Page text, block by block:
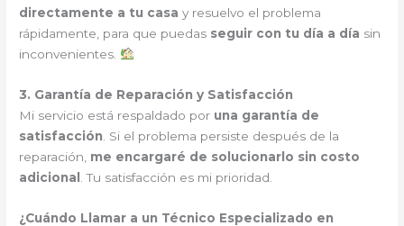
directamente a tu casa y resuelvo el problema
rápidamente, para que puedas seguir con tu día a día sin
inconvenientes.
3. Garantía de Reparación y Satisfacción
Mi servicio está respaldado por una garantía de
satisfacción . Si el problema persiste después de la
reparación, me encargaré de solucionarlo sin costo
adicional
. Tu satisfacción es mi prioridad.
¿Cuándo Llamar a un Técnico Especializado en